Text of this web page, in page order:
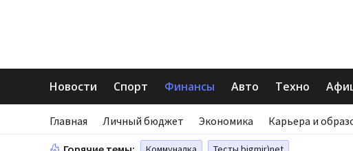
Новости Спорт Финансы Авто Техно
Главная Личный бюджет Экономика Карьера и